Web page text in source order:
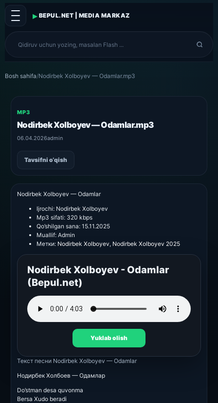
▸ BEPUL.NET | MEDIA MARKAZ
Bosh sahifa/Nodirbek Xolboyev — Odamlar.mp3
MP3
Nodirbek Xolboyev — Odamlar.mp3
06.04.2026admin
Tavsifni o‘qish
Nodirbek Xolboyev — Odamlar
Ijrochi: Nodirbek Xolboyev
Mp3 sifati: 320 kbps
Qo’shilgan sana: 15.11.2025
Muallif: Admin
Метки: Nodirbek Xolboyev, Nodirbek Xolboyev 2025
Nodirbek Xolboyev - Odamlar
(Bepul.net)
Yuklab olish
Текст песни Nodirbek Xolboyev — Odamlar
Нодирбек Холбоев — Одамлар
Do’stman desa quvonma
Bersa Xudo beradi